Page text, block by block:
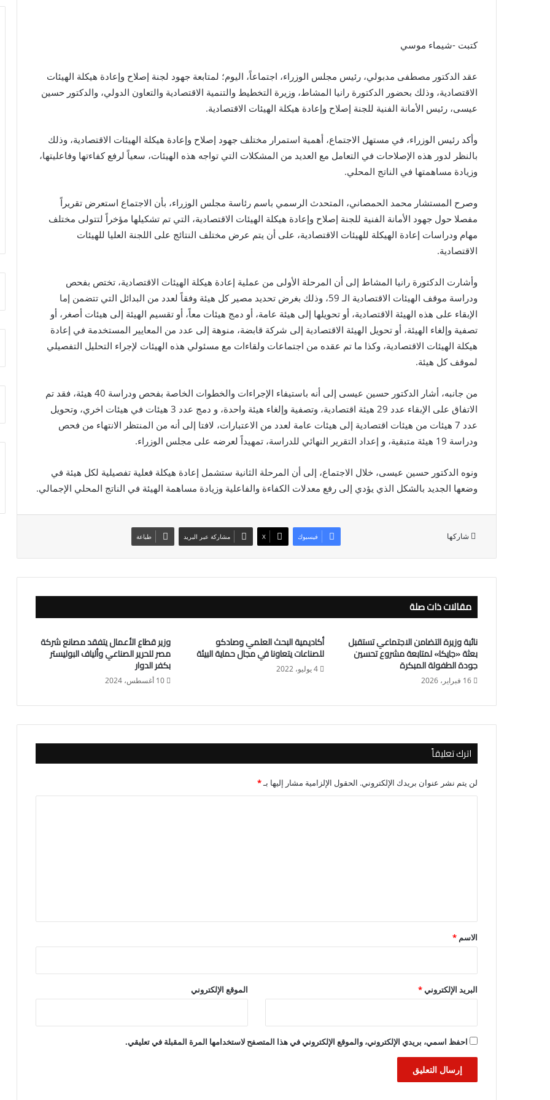
كتبت -شيماء موسي
عقد الدكتور مصطفى مدبولي، رئيس مجلس الوزراء، اجتماعاً، اليوم؛ لمتابعة جهود لجنة إصلاح وإعادة هيكلة الهيئات
الاقتصادية، وذلك بحضور الدكتورة رانيا المشاط، وزيرة التخطيط والتنمية الاقتصادية والتعاون الدولي، والدكتور حسين
عيسى، رئيس الأمانة الفنية للجنة إصلاح وإعادة هيكلة الهيئات الاقتصادية.
وأكد رئيس الوزراء، في مستهل الاجتماع، أهمية استمرار مختلف جهود إصلاح وإعادة هيكلة الهيئات الاقتصادية، وذلك
بالنظر لدور هذه الإصلاحات في التعامل مع العديد من المشكلات التي تواجه هذه الهيئات، سعياً لرفع كفاءتها وفاعليتها،
وزيادة مساهمتها في الناتج المحلي.
وصرح المستشار محمد الحمصاني، المتحدث الرسمي باسم رئاسة مجلس الوزراء، بأن الاجتماع استعرض تقريراً
مفصلا حول جهود الأمانة الفنية للجنة إصلاح وإعادة هيكلة الهيئات الاقتصادية، التي تم تشكيلها مؤخراً لتتولى مختلف
مهام ودراسات إعادة الهيكلة للهيئات الاقتصادية، على أن يتم عرض مختلف النتائج على اللجنة العليا للهيئات
الاقتصادية.
وأشارت الدكتورة رانيا المشاط إلى أن المرحلة الأولى من عملية إعادة هيكلة الهيئات الاقتصادية، تختص بفحص
ودراسة موقف الهيئات الاقتصادية الـ 59، وذلك بغرض تحديد مصير كل هيئة وفقاً لعدد من البدائل التي تتضمن إما
الإبقاء على هذه الهيئة الاقتصادية، أو تحويلها إلى هيئة عامة، أو دمج هيئات معاً، أو تقسيم الهيئة إلى هيئات أصغر، أو
تصفية وإلغاء الهيئة، أو تحويل الهيئة الاقتصادية إلى شركة قابضة، منوهة إلى عدد من المعايير المستخدمة في إعادة
هيكلة الهيئات الاقتصادية، وكذا ما تم عقده من اجتماعات ولقاءات مع مسئولي هذه الهيئات لإجراء التحليل التفصيلي
لموقف كل هيئة.
من جانبه، أشار الدكتور حسين عيسى إلى أنه باستيفاء الإجراءات والخطوات الخاصة بفحص ودراسة 40 هيئة، فقد تم
الاتفاق على الإبقاء عدد 29 هيئة اقتصادية، وتصفية وإلغاء هيئة واحدة، و دمج عدد 3 هيئات في هيئات اخري، وتحويل
عدد 7 هيئات من هيئات اقتصادية إلى هيئات عامة لعدد من الاعتبارات، لافتا إلى أنه من المنتظر الانتهاء من فحص
ودراسة 19 هيئة متبقية، و إعداد التقرير النهائي للدراسة، تمهيداً لعرضه على مجلس الوزراء.
ونوه الدكتور حسين عيسى، خلال الاجتماع، إلى أن المرحلة الثانية ستشمل إعادة هيكلة فعلية تفصيلية لكل هيئة في
وضعها الجديد بالشكل الذي يؤدي إلى رفع معدلات الكفاءة والفاعلية وزيادة مساهمة الهيئة في الناتج المحلي الإجمالي.
شاركها فيسبوك X مشاركة عبر البريد طباعة
مقالات ذات صلة
نائبة وزيرة التضامن الاجتماعي تستقبل
بعثة «جايكا» لمتابعة مشروع تحسين
جودة الطفولة المبكرة
16 فبراير، 2026
أكاديمية البحث العلمي وصادكو
للصناعات يتعاونا في مجال حماية البيئة
4 يوليو، 2022
وزير قطاع الأعمال يتفقد مصانع شركة
مصر للحرير الصناعي وألياف البوليستر
بكفر الدوار
10 أغسطس، 2024
اترك تعليقاً
لن يتم نشر عنوان بريدك الإلكتروني. الحقول الإلزامية مشار إليها بـ*
*
الاسم *
البريد الإلكتروني* الموقع الإلكتروني
احفظ اسمي، بريدي الإلكتروني، والموقع الإلكتروني في هذا المتصفح لاستخدامها المرة المقبلة في تعليقي.